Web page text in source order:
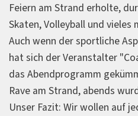
Feiern am Strand erholte,
Skaten, Volleyball und vieles
Auch wenn der sportliche
hat sich der Veranstalter
das Abendprogramm
Rave am Strand, abends
Unser Fazit: Wir wollen auf